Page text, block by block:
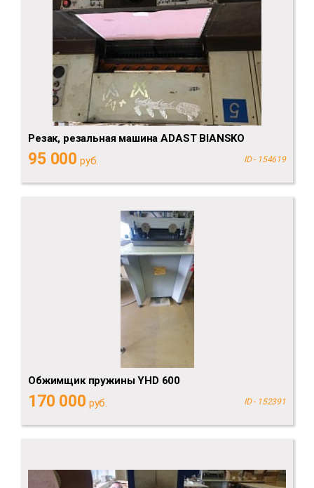
Резак, резальная машина ADAST BlANSKO
95 000 руб. ID - 154619
Обжимщик пружины YHD 600
170 000 руб. ID - 152391